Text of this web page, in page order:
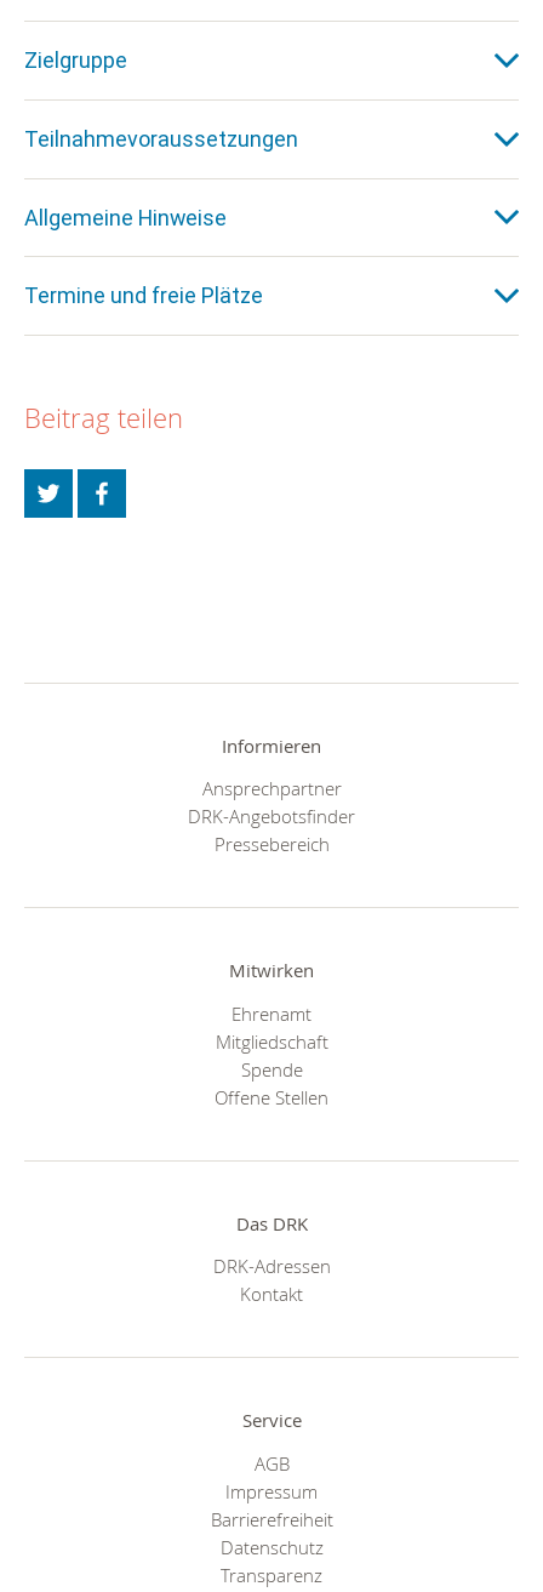
Zielgruppe
Teilnahmevoraussetzungen
Allgemeine Hinweise
Termine und freie Plätze
Beitrag teilen
Informieren
Ansprechpartner
DRK-Angebotsfinder
Pressebereich
Mitwirken
Ehrenamt
Mitgliedschaft
Spende
Offene Stellen
Das DRK
DRK-Adressen
Kontakt
Service
AGB
Impressum
Barrierefreiheit
Datenschutz
Transparenz